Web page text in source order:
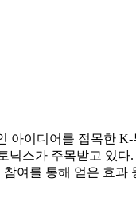
이디어를 접목한
스가 주목받고 있
여를 통해 얻은 효